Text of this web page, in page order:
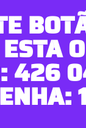
ESTA
426